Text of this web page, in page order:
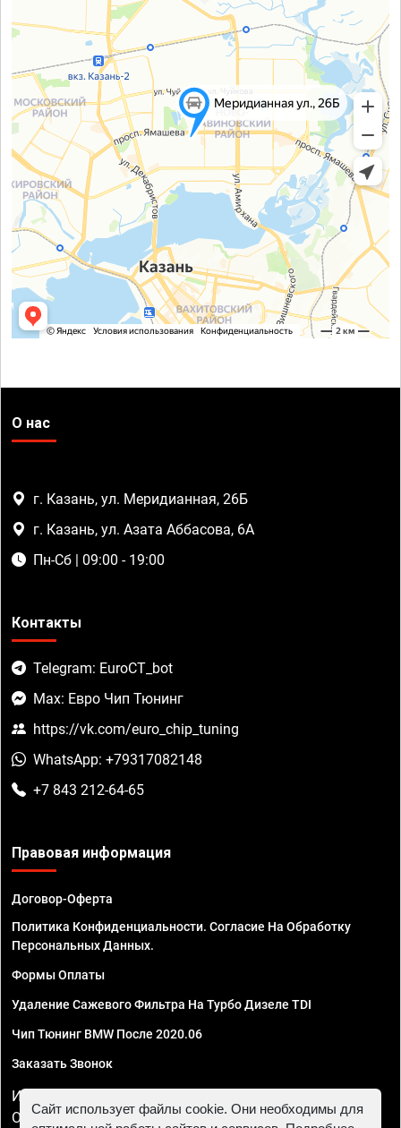
О нас
г. Казань, ул. Меридианная, 26Б
г. Казань, ул. Азата Аббасова, 6А
Пн-Сб | 09:00 - 19:00
Контакты
Telegram: EuroCT_bot
Max: Евро Чип Тюнинг
https://vk.com/euro_chip_tuning
WhatsApp: +79317082148
+7 843 212-64-65
Правовая информация
Договор-Оферта
Политика Конфиденциальности. Согласие На Обработку
Персональных Данных.
Формы Оплаты
Удаление Сажевого Фильтра На Турбо Дизеле TDI
Чип Тюнинг BMW После 2020.06
Заказать Звонок
ИП Смирнов Георгий Павлович. ИНН 781302555843,
ОГРНИП 324470400032610
Сайт использует файлы cookie. Они необходимы для